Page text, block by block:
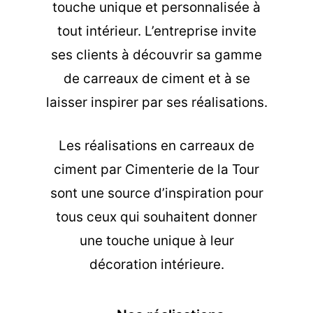
touche unique et personnalisée à
tout intérieur. L’entreprise invite
ses clients à découvrir sa gamme
de carreaux de ciment et à se
laisser inspirer par ses réalisations.
Les réalisations en carreaux de
ciment par Cimenterie de la Tour
sont une source d’inspiration pour
tous ceux qui souhaitent donner
une touche unique à leur
décoration intérieure.